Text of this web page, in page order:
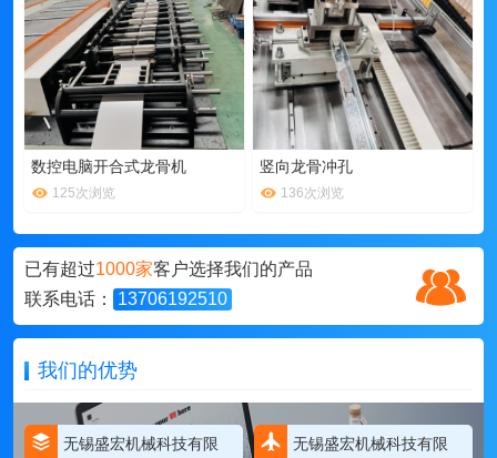
数控电脑开合式龙骨机
125次浏览
竖向龙骨冲孔
136次浏览
已有超过1000家客户选择我们的产品
联系电话：
13706192510
我们的优势
无锡盛宏机械科技有限
无锡盛宏机械科技有限